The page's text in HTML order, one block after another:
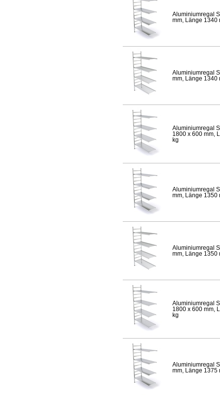
Aluminiumregal
mm, Länge 1340
Aluminiumregal
mm, Länge 1340
Aluminiumregal
1800 x 600 mm,
kg
Aluminiumregal
mm, Länge 1350
Aluminiumregal
mm, Länge 1350
Aluminiumregal
1800 x 600 mm,
kg
Aluminiumregal
mm, Länge 1375